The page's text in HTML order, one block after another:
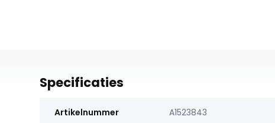
Specificaties
Artikelnummer A1523843